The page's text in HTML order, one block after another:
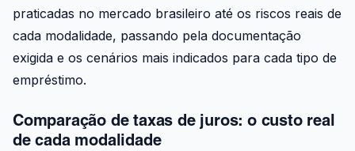
praticadas no mercado brasileiro até os riscos reais de
cada modalidade, passando pela documentação
exigida e os cenários mais indicados para cada tipo de
empréstimo.
Comparação de taxas de juros: o custo real
de cada modalidade